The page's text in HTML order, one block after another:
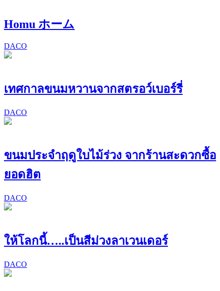
Homu ホーム
DACO
เทศกาลขนมหวานจากสตรอว์เบอร์รี่
DACO
ขนมประจำฤดูใบไม้ร่วง จากร้านสะดวกซื้อ
ยอดฮิต
DACO
ให้โลกนี้…..เป็นสีม่วงลาเวนเดอร์
DACO